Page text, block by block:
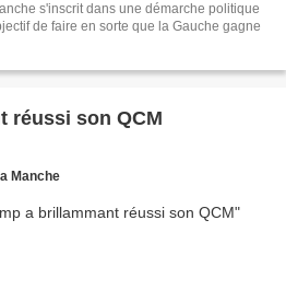
s'inscrit dans une démarche politique
de faire en sorte que la Gauche gagne
réussi son QCM
Manche